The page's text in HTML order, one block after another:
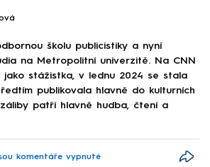
školu publicistiky a nyní
na Metropolitní univerzitě. Na CNN
jako stážistka, v lednu 2024 se stala
publikovala hlavně do kulturních
patří hlavně hudba, čtení a
komentáře vypnuté